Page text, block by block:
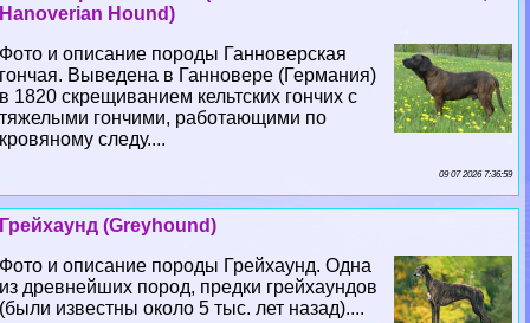
Hanoverian Hound)
Фото и описание породы Ганноверская
гончая. Выведена в Ганновере (Германия)
в 1820 скрещиванием кельтских гончих с
тяжелыми гончими, работающими по
кровяному следу....
09 07 2026 7:36:59
Грейхаунд (Greyhound)
Фото и описание породы Грейхаунд. Одна
из древнейших пород, предки грейхаундов
(были известны около 5 тыс. лет назад)....